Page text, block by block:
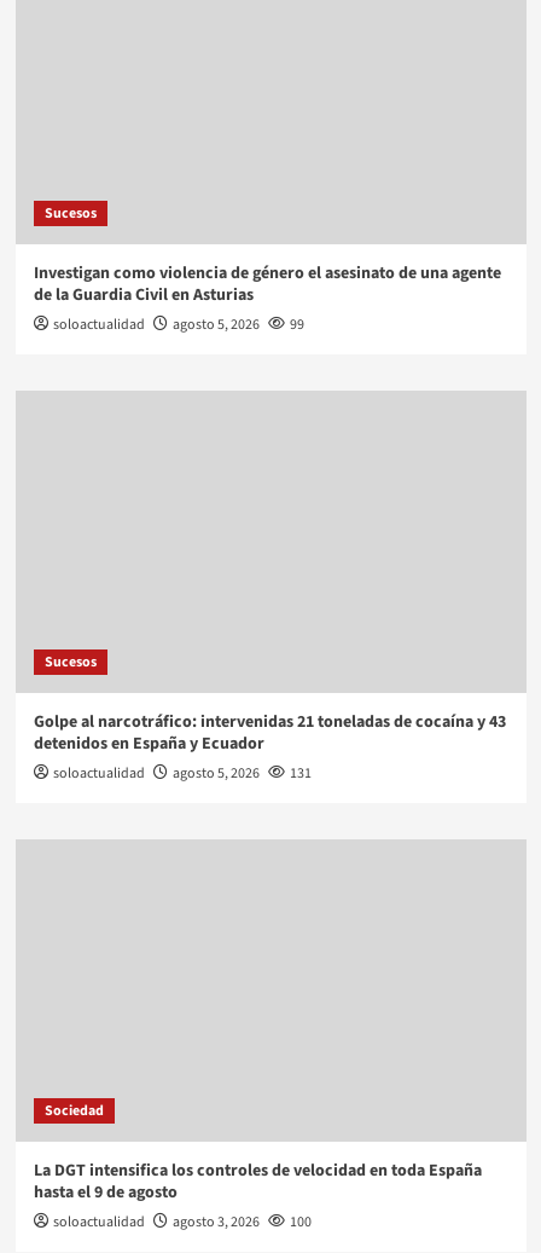
Sucesos
Investigan como violencia de género el asesinato de una agente
de la Guardia Civil en Asturias
soloactualidad agosto 5, 2026 99
Sucesos
Golpe al narcotráfico: intervenidas 21 toneladas de cocaína y 43
detenidos en España y Ecuador
soloactualidad agosto 5, 2026 131
Sociedad
La DGT intensifica los controles de velocidad en toda España
hasta el 9 de agosto
soloactualidad agosto 3, 2026 100